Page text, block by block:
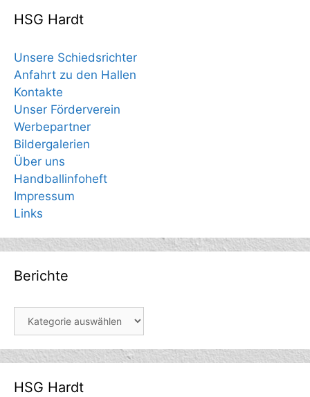
HSG Hardt
Unsere Schiedsrichter
Anfahrt zu den Hallen
Kontakte
Unser Förderverein
Werbepartner
Bildergalerien
Über uns
Handballinfoheft
Impressum
Links
Berichte
HSG Hardt